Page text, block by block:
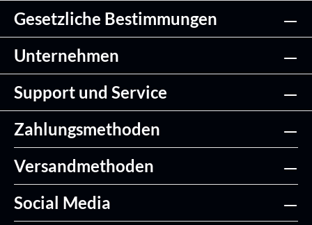
Gesetzliche Bestimmungen
Unternehmen
Support und Service
Zahlungsmethoden
Versandmethoden
Social Media